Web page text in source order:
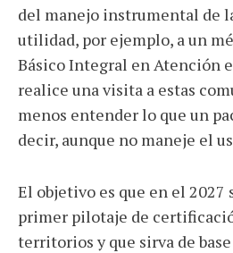
del manejo instrumental de
utilidad, por ejemplo, a un
Básico Integral en Atención
realice una visita a estas
menos entender lo que un
decir, aunque no maneje el
El objetivo es que en el
primer pilotaje de
territorios y que sirva de